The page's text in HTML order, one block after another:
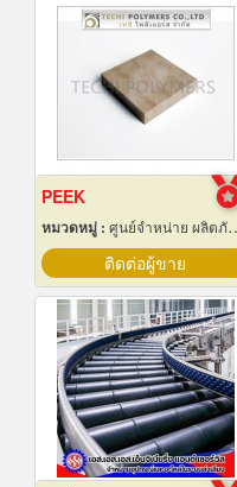
PEEK
หมวดหมู่ : ศูนย์จำหน่าย ผลิตภัณฑ์พลาสติกชนิดแท่ง ท่อ แผ่นและสาย
ติดต่อผู้ขาย